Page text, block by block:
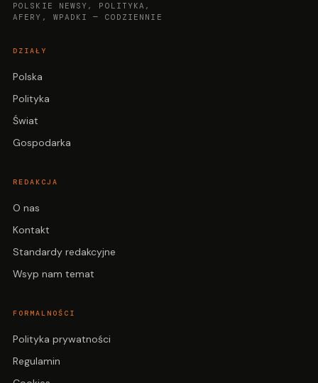
POLSKIE NEWSY, POLITYKA,
AFERY, WPADKI — CODZIENNIE
DZIAŁY
Polska
Polityka
Świat
Gospodarka
REDAKCJA
O nas
Kontakt
Standardy redakcyjne
Wsyp nam temat
FORMALNOŚCI
Polityka prywatności
Regulamin